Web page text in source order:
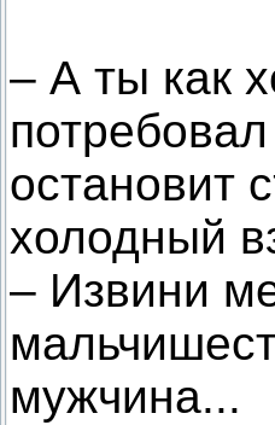
– А ты как
остановит
холодный
– Извини
мужчина...